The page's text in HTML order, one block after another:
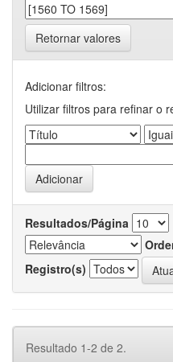
Retornar valores
Adicionar filtros:
Utilizar filtros para refinar o
Resultados/Página
Registro(s)
Resultado 1-2 de 2.